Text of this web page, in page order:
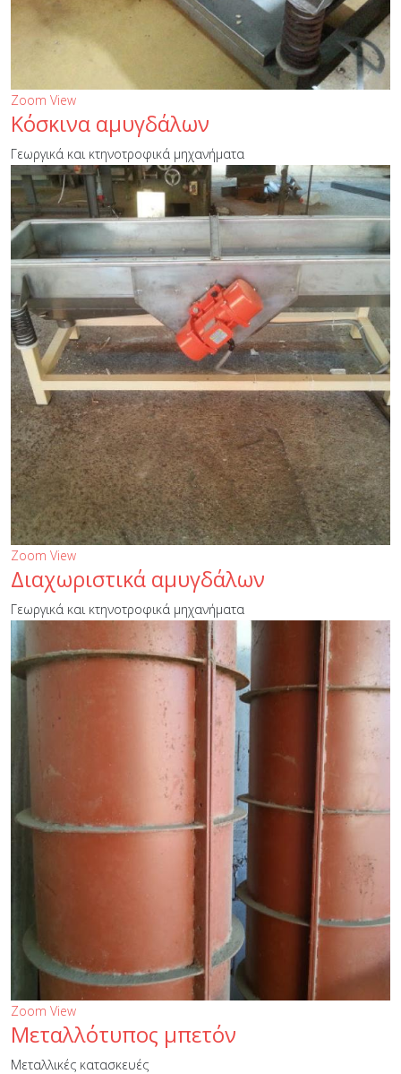
Zoom View
Κόσκινα αμυγδάλων
Γεωργικά και κτηνοτροφικά μηχανήματα
Zoom View
Διαχωριστικά αμυγδάλων
Γεωργικά και κτηνοτροφικά μηχανήματα
Zoom View
Μεταλλότυπος μπετόν
Μεταλλικές κατασκευές